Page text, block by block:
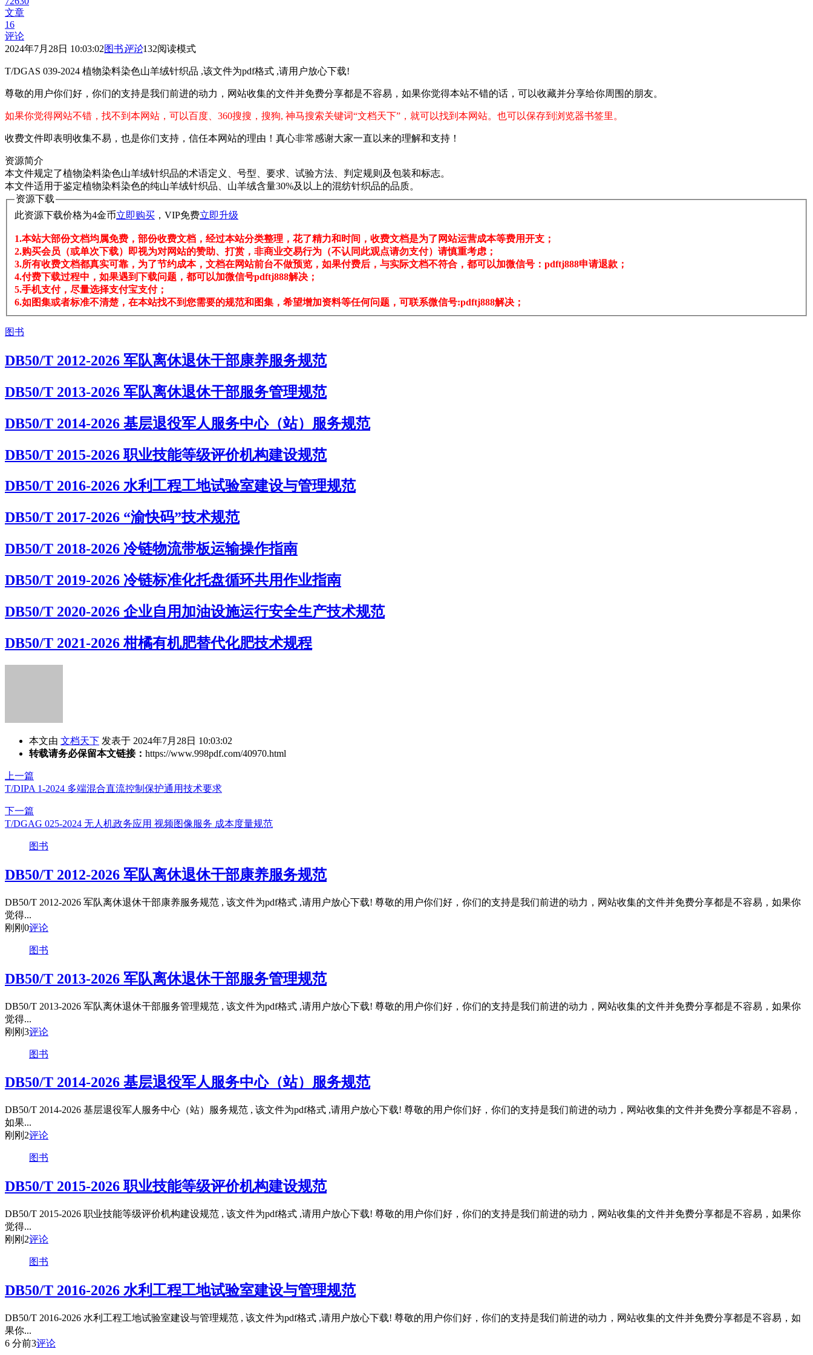
文章
16
评论
2024年7月28日 10:03:02图书评论132阅读模式
T/DGAS 039-2024 植物染料染色山羊绒针织品 ,该文件为pdf格式 ,请用户放心下载!
尊敬的用户你们好，你们的支持是我们前进的动力，网站收集的文件并免费分享都是不容易，如果你觉得本站不错的话，可以收藏并分享给你周围的朋友。
如果你觉得网站不错，找不到本网站，可以百度、360搜搜，搜狗, 神马搜索关键词“文档天下”，就可以找到本网站。也可以保存到浏览器书签里。
收费文件即表明收集不易，也是你们支持，信任本网站的理由！真心非常感谢大家一直以来的理解和支持！
资源简介
本文件规定了植物染料染色山羊绒针织品的术语定义、号型、要求、试验方法、判定规则及包装和标志。
本文件适用于鉴定植物染料染色的纯山羊绒针织品、山羊绒含量30%及以上的混纺针织品的品质。
资源下载
此资源下载价格为4金币立即购买 ，VIP免费立即升级
1.本站大部份文档均属免费，部份收费文档，经过本站分类整理，花了精力和时间，收费文档是为了网站运营成本等费用开支；
2.购买会员（或单次下载）即视为对网站的赞助、打赏，非商业交易行为（不认同此观点请勿支付）请慎重考虑；
3.所有收费文档都真实可靠，为了节约成本，文档在网站前台不做预览，如果付费后，与实际文档不符合，都可以加微信号：pdftj888申请退款；
4.付费下载过程中，如果遇到下载问题，都可以加微信号pdftj888解决；
5.手机支付，尽量选择支付宝支付；
6.如图集或者标准不清楚，在本站找不到您需要的规范和图集，希望增加资料等任何问题，可联系微信号:pdftj888解决；
图书
DB50/T 2012-2026 军队离休退休干部康养服务规范
DB50/T 2013-2026 军队离休退休干部服务管理规范
DB50/T 2014-2026 基层退役军人服务中心（站）服务规范
DB50/T 2015-2026 职业技能等级评价机构建设规范
DB50/T 2016-2026 水利工程工地试验室建设与管理规范
DB50/T 2017-2026 “渝快码”技术规范
DB50/T 2018-2026 冷链物流带板运输操作指南
DB50/T 2019-2026 冷链标准化托盘循环共用作业指南
DB50/T 2020-2026 企业自用加油设施运行安全生产技术规范
DB50/T 2021-2026 柑橘有机肥替代化肥技术规程
本文由 文档天下 发表于 2024年7月28日 10:03:02
转载请务必保留本文链接： https://www.998pdf.com/40970.html
上一篇
T/DIPA 1-2024 多端混合直流控制保护通用技术要求
下一篇
T/DGAG 025-2024 无人机政务应用 视频图像服务 成本度量规范
图书
DB50/T 2012-2026 军队离休退休干部康养服务规范
DB50/T 2012-2026 军队离休退休干部康养服务规范 , 该文件为pdf格式 ,请用户放心下载! 尊敬的用户你们好，你们的支持是我们前进的动力，网站收集的文件并免费分享都是不容易，如果你
觉得...
刚刚 0评论
图书
DB50/T 2013-2026 军队离休退休干部服务管理规范
DB50/T 2013-2026 军队离休退休干部服务管理规范 , 该文件为pdf格式 ,请用户放心下载! 尊敬的用户你们好，你们的支持是我们前进的动力，网站收集的文件并免费分享都是不容易，如果你
觉得...
刚刚 3评论
图书
DB50/T 2014-2026 基层退役军人服务中心（站）服务规范
DB50/T 2014-2026 基层退役军人服务中心（站）服务规范 , 该文件为pdf格式 ,请用户放心下载! 尊敬的用户你们好，你们的支持是我们前进的动力，网站收集的文件并免费分享都是不容易，
如果...
刚刚 2评论
图书
DB50/T 2015-2026 职业技能等级评价机构建设规范
DB50/T 2015-2026 职业技能等级评价机构建设规范 , 该文件为pdf格式 ,请用户放心下载! 尊敬的用户你们好，你们的支持是我们前进的动力，网站收集的文件并免费分享都是不容易，如果你
觉得...
刚刚 2评论
图书
DB50/T 2016-2026 水利工程工地试验室建设与管理规范
DB50/T 2016-2026 水利工程工地试验室建设与管理规范 , 该文件为pdf格式 ,请用户放心下载! 尊敬的用户你们好，你们的支持是我们前进的动力，网站收集的文件并免费分享都是不容易，如
果你...
6 分前3评论